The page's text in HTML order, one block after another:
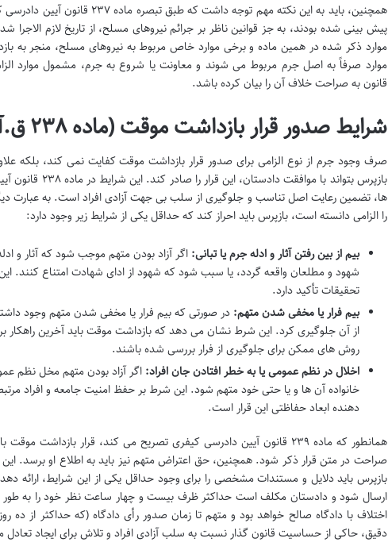
همچنین، باید به این نکته مهم
پیش بینی شده بودند، به جز قوانین ناظر بر جرائم نیروهای مسلح، از تاریخ لازم
موارد ذکر شده در همین ماده و برخی موارد خاص مربوط به نیروهای مسلح، منجر به
موارد صرفاً به اصل جرم مربوط می شوند و معاونت یا شروع به جرم، مشمول موارد
قانون به صراحت خلاف آن را بیان کرده باشد.
شرایط صدور قرار بازداشت موقت (ماده ۲۳۸ ق.آ.د.ک)
صرف وجود جرم از نوع الزامی برای صدور قرار بازداشت موقت کفایت نمی کند، بلکه
بازپرس بتواند
ها، تضمین رعایت اصل تناسب و جلوگیری از سلب بی جهت آزادی افراد است. به عبارت
را الزامی دانسته است، بازپرس باید احراز کند که حداقل یکی از شرایط زیر وجود دارد:
بیم از بین رفتن آثار و ادله جرم یا تبانی: اگر آزاد بودن متهم موجب شود که آثار و
شهود و مطلعان واقعه گردد، یا سبب شود که شهود از ادای شهادت امتناع
تحقیقات تأکید دارد.
بیم فرار یا مخفی شدن متهم: در صورتی که بیم فرار یا مخفی شدن متهم وجود
از آن جلوگیری کرد. این شرط نشان می دهد که بازداشت موقت باید آخرین راهکار
روش های ممکن برای جلوگیری از فرار بررسی شده باشند.
اخلال در نظم عمومی یا به خطر افتادن جان افراد: اگر آزاد بودن متهم مخل نظم
خانواده آن ها و یا حتی خود متهم شود. این شرط بر حفظ امنیت جامعه و افراد
دهنده ابعاد حفاظتی این قرار است.
همانطور که ماده ۲۳۹ قانون آیین دادرسی کیفری تصریح می کند، قرار
صراحت در متن قرار ذکر شود. همچنین، حق اعتراض متهم نیز باید به اطلاع او برسد.
بازپرس باید دلایل و مستندات مشخصی را برای وجود حداقل یکی از این شرایط، ارائه
ارسال شود و دادستان مکلف است حداکثر ظرف بیست و چهار ساعت نظر خود را به
اختلاف با دادگاه صالح خواهد بود و متهم تا زمان صدور رأی دادگاه (که حداکثر از ده
دقیق، حاکی از حساسیت قانون گذار نسبت به سلب آزادی افراد و تلاش برای ایجاد